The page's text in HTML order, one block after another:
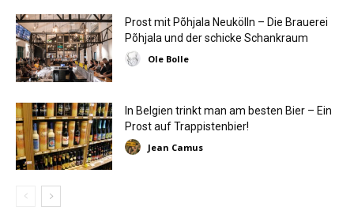
Prost mit Põhjala Neukölln – Die Brauerei
Põhjala und der schicke Schankraum
Ole Bolle
In Belgien trinkt man am besten Bier – Ein
Prost auf Trappistenbier!
Jean Camus